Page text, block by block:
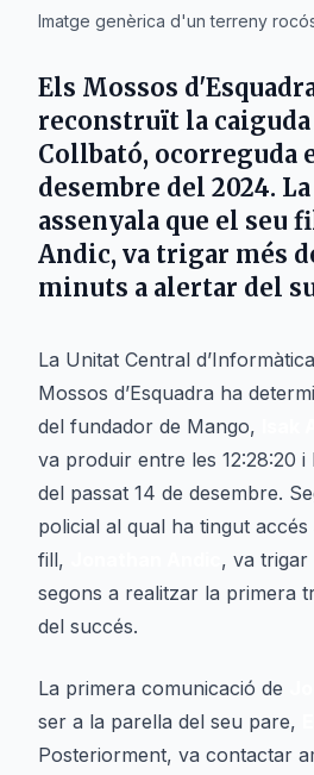
Imatge genèrica d'un terreny
Els Mossos
reconstruït la
Collbató, ocorreguda
desembre del 2024.
assenyala que el seu
Andic, va trigar més
minuts a alertar del
La Unitat Central
Mossos d’Esquadra ha
del fundador de Mango,
va produir entre les 12:28:20 i
del passat 14 de desembre.
policial al qual ha tingut accés
fill,
, va trigar
segons a realitzar la primera
del succés.
La primera comunicació de
ser a la parella del seu pare,
Posteriorment, va contactar